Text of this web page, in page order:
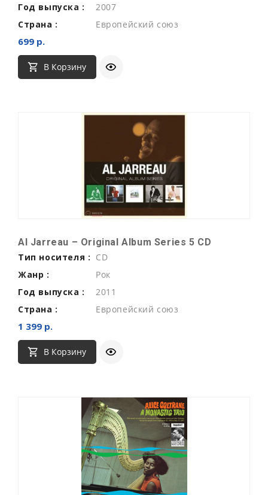
Год выпуска :
2007
Страна :
Европейский союз
699 р.
В Корзину
Al Jarreau ‎– Original Album Series 5 CD
Тип носителя : CD
Жанр :
Рок
Год выпуска :
2011
Страна :
Европейский союз
1 399 р.
В Корзину